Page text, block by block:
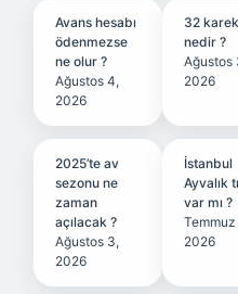
Avans hesabı
ödenmezse
ne olur ?
Ağustos 4,
2026
32
nedir ?
Ağustos
2026
2025’te av
sezonu ne
zaman
açılacak ?
Ağustos 3,
2026
İstanbul
Ayvalık
var mı ?
Temmuz
2026